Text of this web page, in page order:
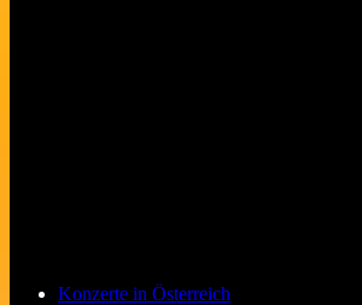
Konzerte in Österreich